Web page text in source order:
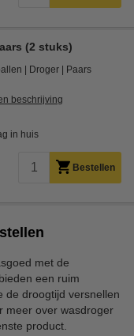
(2 stuks)
Droger Paars
beschrijving
in huis
Bestellen
met de
een ruim
de droogtijd versnellen
meer over wasdroger
product.